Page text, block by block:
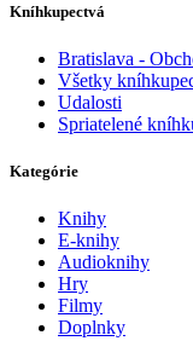
Kníhkupectvá
Bratislava -
Všetky
Udalosti
Spriatelené
Kategórie
Knihy
E-knihy
Audioknihy
Hry
Filmy
Doplnky